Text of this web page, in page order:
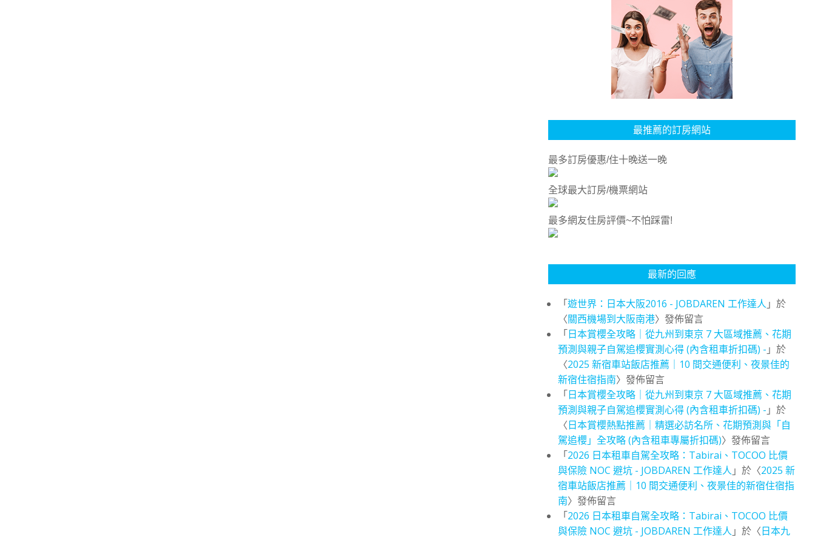
最推薦的訂房網站
最多訂房優惠/住十晚送一晚
全球最大訂房/機票網站
最多網友住房評價~不怕踩雷!
最新的回應
「遊世界：日本大阪2016 - JOBDAREN 工作達人 」於
〈關西機場到大阪南港〉發佈留言
「日本賞櫻全攻略｜從九州到東京 7 大區域推薦、花期
預測與親子自駕追櫻實測心得 (內含租車折扣碼) - 」於
〈2025 新宿車站飯店推薦｜10 間交通便利、夜景佳的
新宿住宿指南〉發佈留言
「日本賞櫻全攻略｜從九州到東京 7 大區域推薦、花期
預測與親子自駕追櫻實測心得 (內含租車折扣碼) - 」於
〈日本賞櫻熱點推薦｜精選必訪名所、花期預測與「自
駕追櫻」全攻略 (內含租車專屬折扣碼)〉發佈留言
「2026 日本租車自駕全攻略：Tabirai、TOCOO 比價
與保險 NOC 避坑 - JOBDAREN 工作達人 」於〈2025 新
宿車站飯店推薦｜10 間交通便利、夜景佳的新宿住宿指
南〉發佈留言
「2026 日本租車自駕全攻略：Tabirai、TOCOO 比價
與保險 NOC 避坑 - JOBDAREN 工作達人 」於〈日本九